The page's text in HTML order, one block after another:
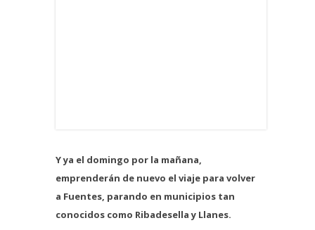
Y ya el domingo por la mañana,
emprenderán de nuevo el viaje para volver
a Fuentes, parando en municipios tan
conocidos como Ribadesella y Llanes.